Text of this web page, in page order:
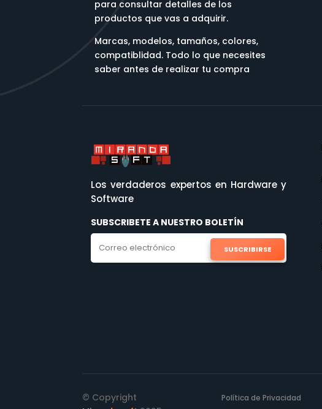
para consultar detalles de los
productos que vas a adquirir.
Marcas, modelos, tamaños, colores,
compatiblidad. Todo lo que necesites
saber antes de realizar tu compra
Los verdaderos expertos en Hardware y
Software
SUBSCRIBETE A NUESTRO BOLETÍN
SUSCRIBIRSE
© Copyright
Política de Privacidad